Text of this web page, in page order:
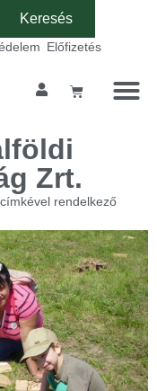
Előfizetés
Zrt.
rendelkező